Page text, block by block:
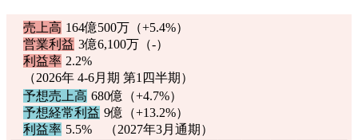
売上高 164億500万（+5.4%）
営業利益 3億6,100万（-）
利益率 2.2%
（2026年 4-6月期 第1四半期）
予想売上高 680億（+4.7%）
予想経常利益 9億（+13.2%）
利益率 5.5% （2027年3月通期）